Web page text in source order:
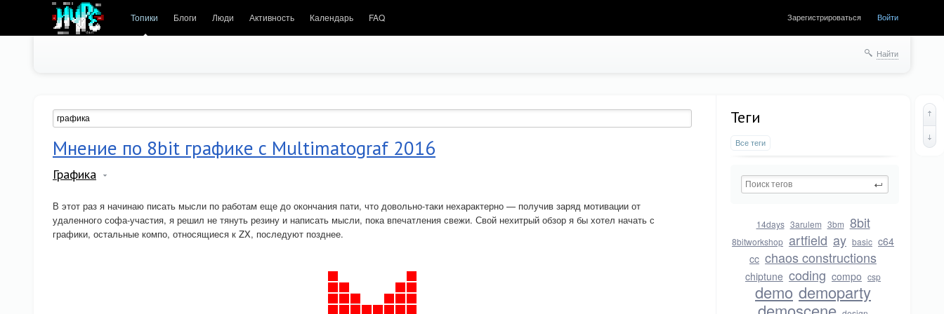
Топики Блоги Люди Активность Календарь FAQ Зарегистрироваться Войти
Найти
Теги
Все теги
14days 3arulem 3bm 8bit
8bitworkshop artfield ay basic c64
cc chaos constructions
chiptune coding compo csp
demo demoparty
Мнение по 8bit графике с Multimatograf 2016
Графика
В этот раз я начинаю писать мысли по работам еще до окончания пати, что довольно-таки нехарактерно — получив заряд мотивации от
удаленного софа-участия, я решил не тянуть резину и написать мысли, пока впечатления свежи. Свой нехитрый обзор я бы хотел начать с
графики, остальные компо, относящиеся к ZX, последуют позднее.